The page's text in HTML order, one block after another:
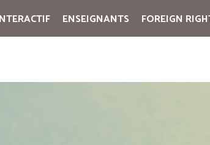
ENSEIGNANTS FOREIGN